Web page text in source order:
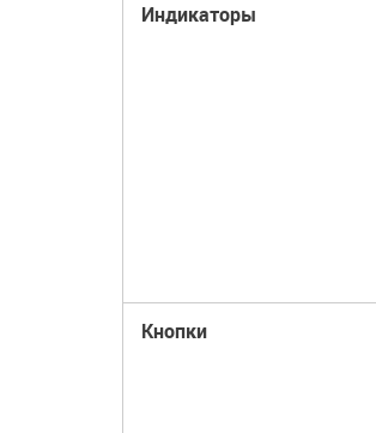
Индикаторы
Кнопки